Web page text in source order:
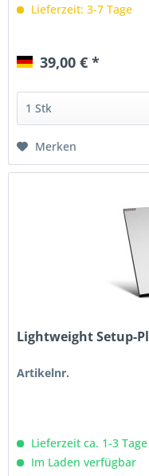
Lieferzeit: 3-7 Tage
39,00 € *
Merken
Lightweight Setup-
Artikelnr.
Lieferzeit ca. 1-3 Tage
Im Laden verfügbar